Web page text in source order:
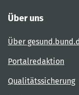
Über uns
Über
Portalredaktion
Qualitätssicherung